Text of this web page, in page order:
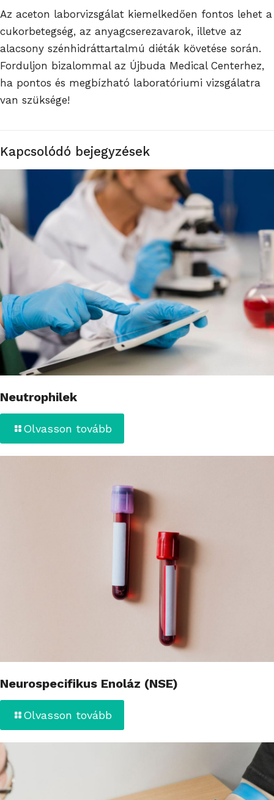
Az aceton laborvizsgálat kiemelkedően fontos lehet a
cukorbetegség, az anyagcserezavarok, illetve az
alacsony szénhidráttartalmú diéták követése során.
Forduljon bizalommal az Újbuda Medical Centerhez,
ha pontos és megbízható laboratóriumi vizsgálatra
van szüksége!
Kapcsolódó bejegyzések
Neutrophilek
Olvasson tovább
Neurospecifikus Enoláz (NSE)
Olvasson tovább